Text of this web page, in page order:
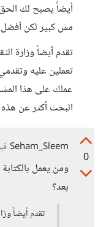
أيضاً يصبح لك
مش كبير لكن أفضل
تقدم أيضاً وزارة
تعملين عليه
عملك على هذا
البحث أكثر عن
0
Seham_Sleem
ومن يعمل
بعد؟
تقدم أيضاً